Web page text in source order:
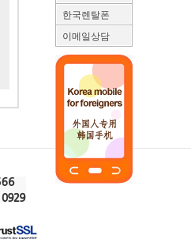
한국렌탈폰
이메일상담